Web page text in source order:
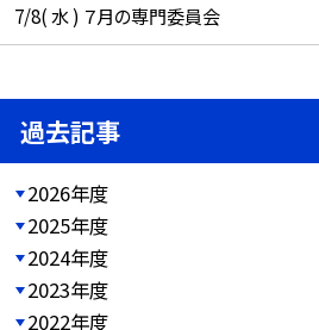
7/8( 水 ) ７月の専門委員会
過去記事
2026年度
2025年度
2024年度
2023年度
2022年度